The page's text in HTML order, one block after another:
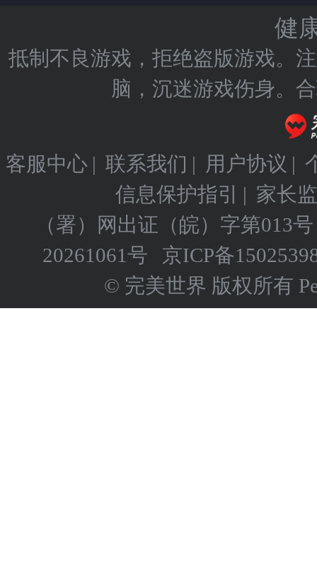
健
抵制不良游戏，拒绝盗版游戏。
脑，沉迷游戏伤身。
客服中心 | 联系我们 | 用户协议 |
信息保护指引
| 家长
（署）网出证（皖）字第013号
20261061号
京ICP备
© 完美世界 版权所有